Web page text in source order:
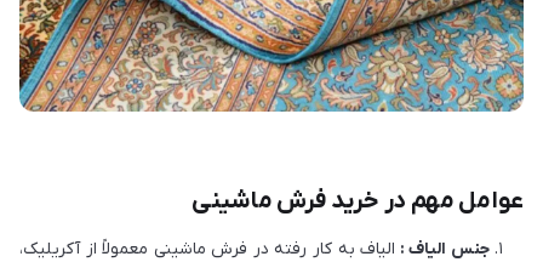
عوامل مهم در خرید فرش ماشینی
جنس الیاف : الیاف به کار رفته در فرش ماشینی معمولاً از آکریلیک،